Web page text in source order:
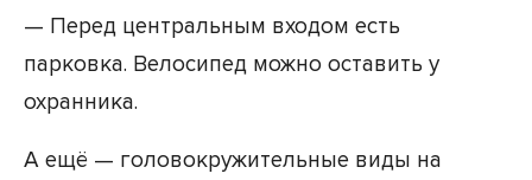
— Перед центральным входом есть
парковка. Велосипед можно оставить у
охранника.
А ещё — головокружительные виды на